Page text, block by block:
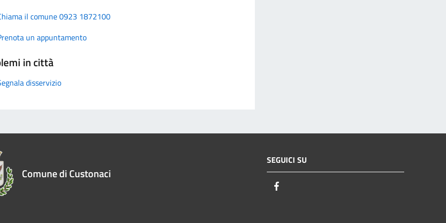
il comune 0923 1872100
un appuntamento
in città
disservizio
Comune di Custonaci
SEGUICI SU